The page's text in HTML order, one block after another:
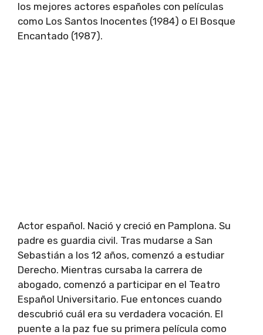
los mejores actores españoles con películas
como Los Santos Inocentes (1984) o El Bosque
Encantado (1987).
Actor español. Nació y creció en Pamplona. Su
padre es guardia civil. Tras mudarse a San
Sebastián a los 12 años, comenzó a estudiar
Derecho. Mientras cursaba la carrera de
abogado, comenzó a participar en el Teatro
Español Universitario. Fue entonces cuando
descubrió cuál era su verdadera vocación. El
puente a la paz fue su primera película como